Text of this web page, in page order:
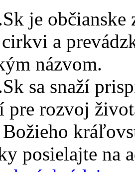
je
a
názvom.
sa snaží
pre rozvoj
posielajte na